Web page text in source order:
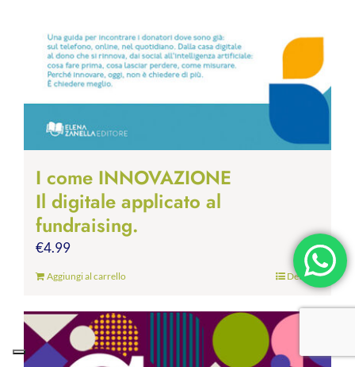
I come INNOVAZIONE
Il digitale applicato al
fundraising.
€4.99
Aggiungi al carrello Dettagli